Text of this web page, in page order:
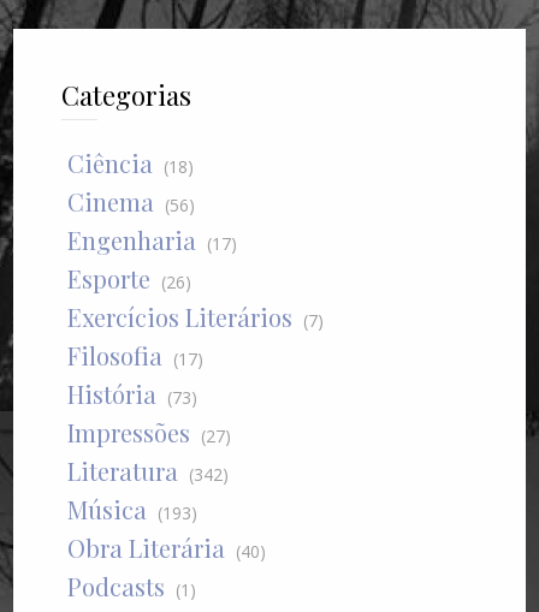
Categorias
Ciência (18)
Cinema (56)
Engenharia (17)
Esporte (26)
Exercícios Literários (7)
Filosofia (17)
História (73)
Impressões (27)
Literatura (342)
Música (193)
Obra Literária (40)
Podcasts (1)